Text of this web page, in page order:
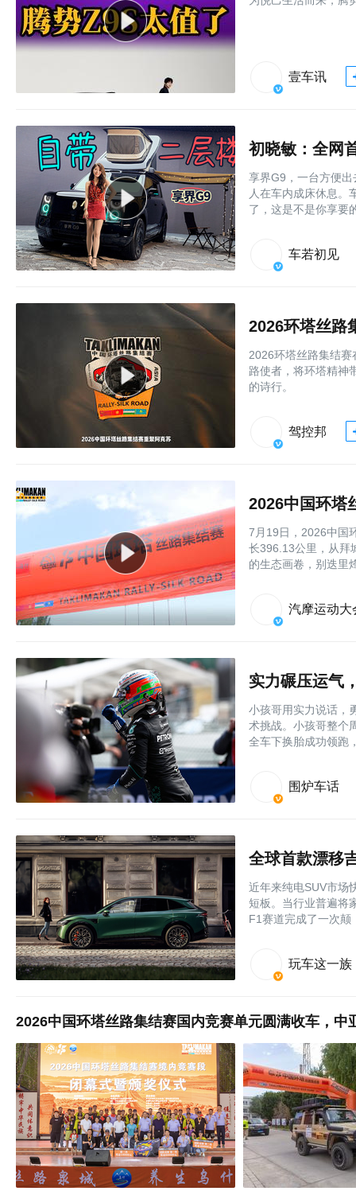
壹车讯
初晓敏：全网
享界G9，一台方便
人在车内成床休息。
了，这是不是你享要
车若初见
2026环塔丝路
2026环塔丝路集结
路使者，将环塔精神
的诗行。
驾控邦
2026中国环塔
7月19日，2026中国
长396.13公里，从拜
的生态画卷，别迭里
汽摩运动大
实力碾压运气
小孩哥用实力说话，
术挑战。小孩哥整个
全车下换胎成功领跑
围炉车话
近年来纯电SUV市场
短板。当行业普遍将
F1赛道完成了一次颠
玩车这一族
2026中国环塔丝路集结赛国内竞赛单元圆满收车，中